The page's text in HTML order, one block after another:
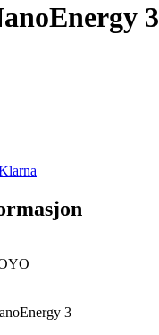
3
3